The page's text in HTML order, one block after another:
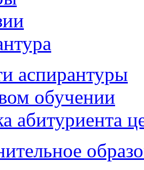
аспирантуры
обучении
абитуриента